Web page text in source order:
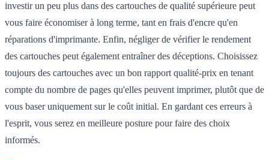
investir un peu plus dans des cartouches de qualité supérieure peut
vous faire économiser à long terme, tant en frais d'encre qu'en
réparations d'imprimante. Enfin, négliger de vérifier le rendement
des cartouches peut également entraîner des déceptions. Choisissez
toujours des cartouches avec un bon rapport qualité-prix en tenant
compte du nombre de pages qu'elles peuvent imprimer, plutôt que de
vous baser uniquement sur le coût initial. En gardant ces erreurs à
l'esprit, vous serez en meilleure posture pour faire des choix
informés.